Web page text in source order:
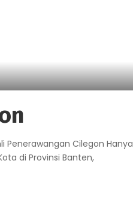
Penerawangan Cilegon Hanya
di Provinsi Banten,